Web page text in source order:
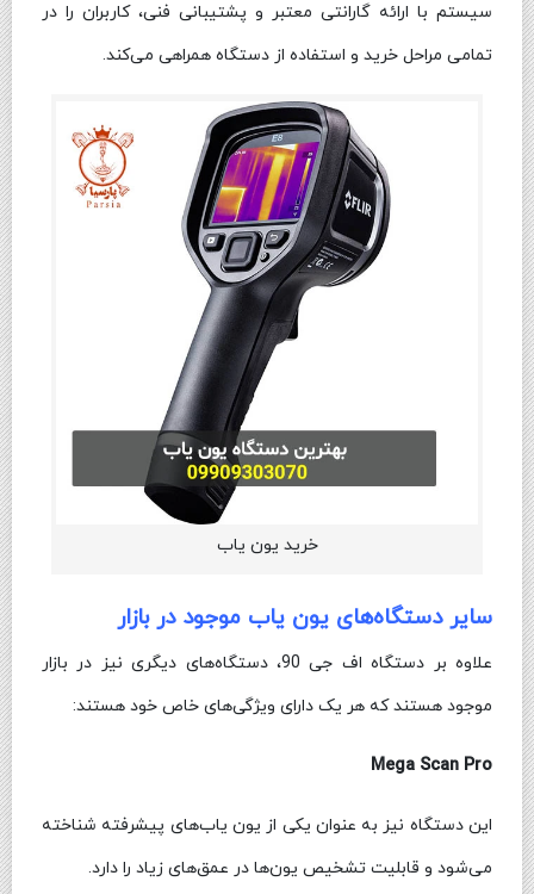
سیستم با ارائه گارانتی معتبر و پشتیبانی فنی، کاربران را در
تمامی مراحل خرید و استفاده از دستگاه همراهی می‌کند.
خرید یون یاب
سایر دستگاه‌های یون یاب موجود در بازار
علاوه بر دستگاه اف جی 90، دستگاه‌های دیگری نیز در بازار
موجود هستند که هر یک دارای ویژگی‌های خاص خود هستند:
Mega Scan Pro
این دستگاه نیز به عنوان یکی از یون یاب‌های پیشرفته شناخته
می‌شود و قابلیت تشخیص یون‌ها در عمق‌های زیاد را دارد.